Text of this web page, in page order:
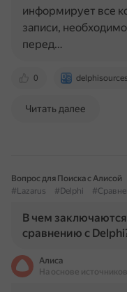
0
информирует все
записи,
перед…
Читать далее
Вопрос для Поиска с Алисой
#Lazarus
#Delphi
В чем
сравнению с
Алиса
На основе